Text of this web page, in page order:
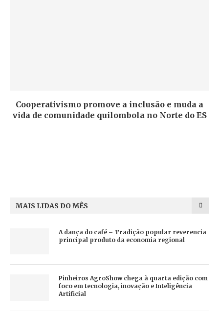
Cooperativismo promove a inclusão e muda a
vida de comunidade quilombola no Norte do ES
MAIS LIDAS DO MÊS
A dança do café – Tradição popular reverencia
principal produto da economia regional
Pinheiros AgroShow chega à quarta edição com
foco em tecnologia, inovação e Inteligência
Artificial